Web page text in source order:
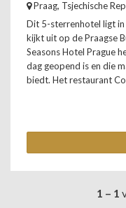
Praag, Tsjechische
Dit 5-sterrenhotel ligt in
kijkt uit op de Praagse
Seasons Hotel Prague
dag geopend is en die
biedt. Het restaurant
1 – 1